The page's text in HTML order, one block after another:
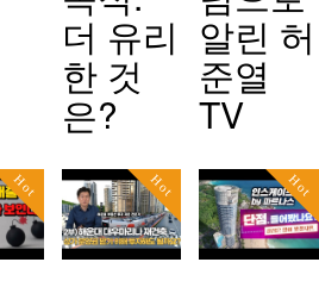
더 유리
한 것
은?
알린 허
준열
TV
Hot Hot Hot